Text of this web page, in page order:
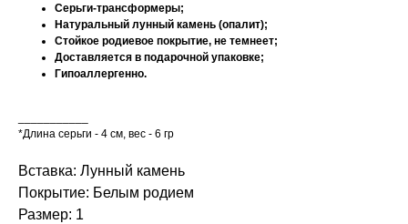
Серьги-трансформеры;
Натуральный лунный камень (опалит);
Стойкое родиевое покрытие, не темнеет;
Доставляется в подарочной упаковке;
Гипоаллергенно.
*Длина серьги - 4 см, вес - 6 гр
Вставка: Лунный камень
Покрытие: Белым родием
Размер: 1